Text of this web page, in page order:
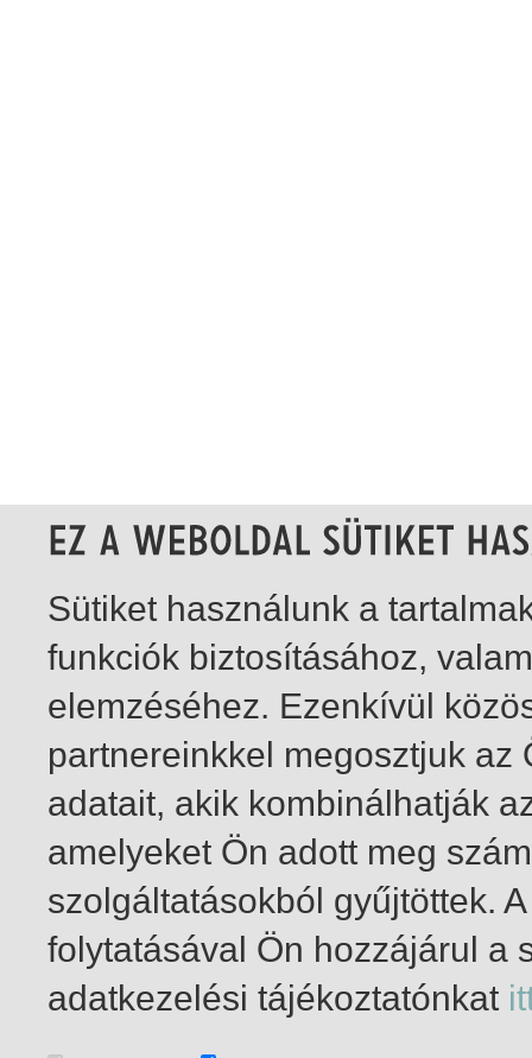
1-1 / total 1 hit
Sütiket használunk a
funkciók biztosításához,
elemzéséhez. Ezenkívül
partnereinkkel megosztjuk
adatait, akik kombinálhatják
amelyeket Ön adott meg
szolgáltatásokból gyűjtöttek.
folytatásával Ön hozzájárul a
adatkezelési tájékoztatónkat